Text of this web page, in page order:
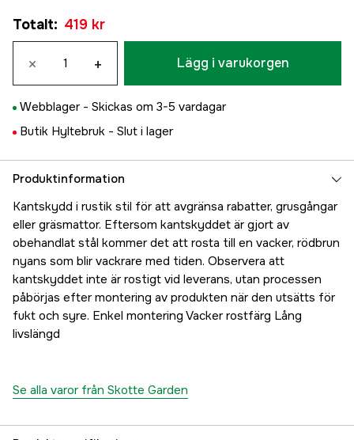
Totalt: 419 kr
× + Lägg i varukorgen
Webblager - Skickas om 3-5 vardagar
Butik Hyltebruk - Slut i lager
Produktinformation
Kantskydd i rustik stil för att avgränsa rabatter, grusgångar
eller gräsmattor. Eftersom kantskyddet är gjort av
obehandlat stål kommer det att rosta till en vacker, rödbrun
nyans som blir vackrare med tiden. Observera att
kantskyddet inte är rostigt vid leverans, utan processen
påbörjas efter montering av produkten när den utsätts för
fukt och syre. Enkel montering Vacker rostfärg Lång
livslängd
Se alla varor från Skotte Garden